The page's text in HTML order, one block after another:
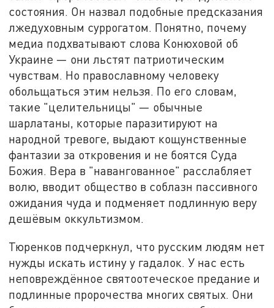
состояния. Он назвал подобные предсказания
лжедуховным суррогатом. Понятно, почему
медиа подхватывают слова Конюховой об
Украине — они льстят патриотическим
чувствам. Но православному человеку
обольщаться этим нельзя. По его словам,
такие "целительницы" — обычные
шарлатаны, которые паразитируют на
народной тревоге, выдают кощунственные
фантазии за откровения и не боятся Суда
Божия. Вера в "навангованное" расслабляет
волю, вводит общество в соблазн пассивного
ожидания чуда и подменяет подлинную веру
дешёвым оккультизмом.
Тюренков подчеркнул, что русским людям нет
нужды искать истину у гадалок. У нас есть
неповреждённое святоотеческое предание и
подлинные пророчества многих святых. Они